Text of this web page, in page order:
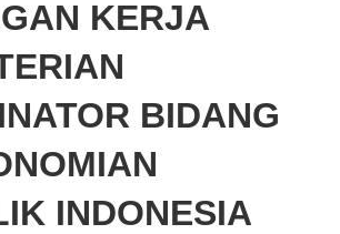
KERJA
BIDANG
INDONESIA